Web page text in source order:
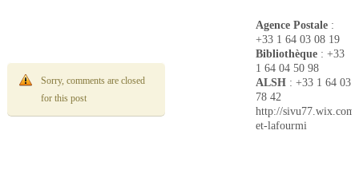
Sorry, comments are closed
for this post
Agence Postale:
+33 1 64 03 08 19
Bibliothèque: +33
1 64 04 50 98
ALSH: +33 1 64 03
78 42
http://
et-lafourmi